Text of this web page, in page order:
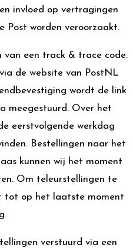
invloed op vertragingen
Post worden veroorzaakt.
van een track & trace code.
de website van PostNL
wordt de link
meegestuurd. Over het
eerstvolgende werkdag
Bestellingen naar het
kunnen wij het moment
Om teleurstellingen te
tot op het laatste moment
verstuurd via een